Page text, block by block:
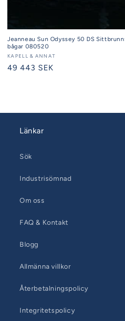
Jeanneau Sun Odyssey 50 DS
bågar 080520
Säljare:
KAPELL & ANNAT
Ordinarie
49 443 SEK
Länkar
Sök
Industrisömnad
Om oss
FAQ & Kontakt
Blogg
Allmänna villkor
Återbetalningspolicy
Integritetspolicy